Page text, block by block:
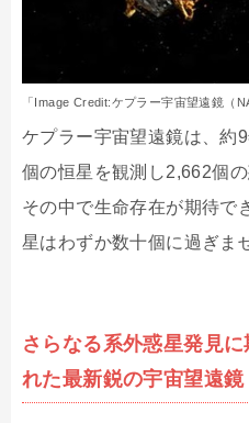
「Image Credit:ケプラー宇宙望遠鏡（
ケプラー宇宙望遠鏡は、約
個の恒星を観測し2,662個
その中で生命存在が期待で
星はわずか数十個に過ぎま
さらなる系外惑星発見
れた最新鋭の宇宙望遠鏡